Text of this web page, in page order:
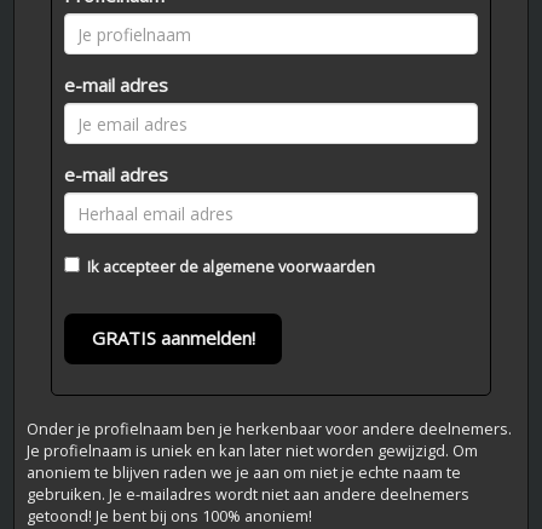
e-mail adres
e-mail adres
Ik accepteer de algemene voorwaarden
GRATIS aanmelden!
Onder je profielnaam ben je herkenbaar voor andere deelnemers.
Je profielnaam is uniek en kan later niet worden gewijzigd. Om
anoniem te blijven raden we je aan om niet je echte naam te
gebruiken. Je e-mailadres wordt niet aan andere deelnemers
getoond! Je bent bij ons 100% anoniem!